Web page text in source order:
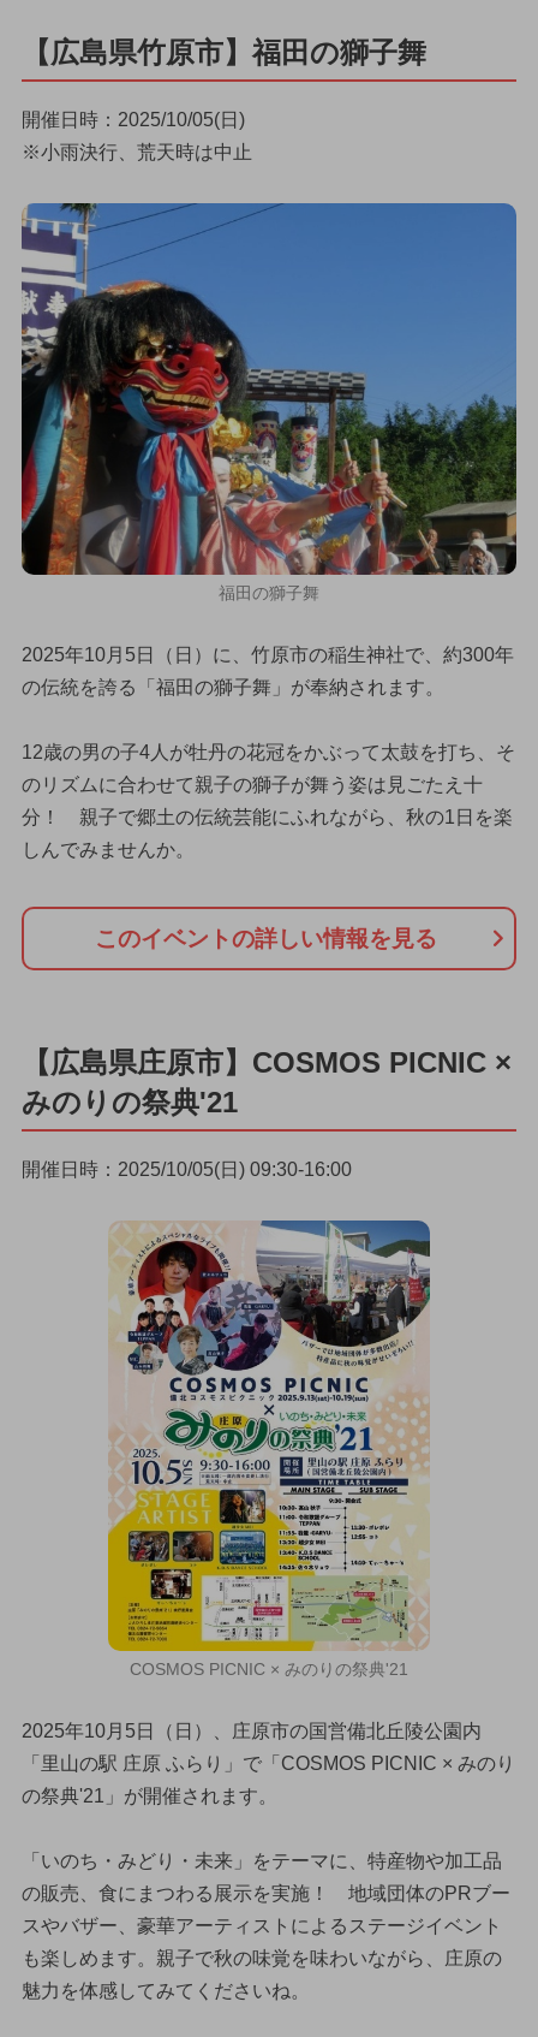
【広島県竹原市】福田の獅子舞
開催日時：2025/10/05(日)
※小雨決行、荒天時は中止
福田の獅子舞
2025年10月5日（日）に、竹原市の稲生神社で、約300年
の伝統を誇る「福田の獅子舞」が奉納されます。
12歳の男の子4人が牡丹の花冠をかぶって太鼓を打ち、そ
のリズムに合わせて親子の獅子が舞う姿は見ごたえ十
分！ 親子で郷土の伝統芸能にふれながら、秋の1日を楽
しんでみませんか。
このイベントの詳しい情報を見る
【広島県庄原市】COSMOS PICNIC ×
みのりの祭典'21
開催日時：2025/10/05(日) 09:30-16:00
COSMOS PICNIC × みのりの祭典'21
2025年10月5日（日）、庄原市の国営備北丘陵公園内
「里山の駅 庄原 ふらり」で「COSMOS PICNIC × みのり
の祭典'21」が開催されます。
「いのち・みどり・未来」をテーマに、特産物や加工品
の販売、食にまつわる展示を実施！ 地域団体のPRブー
スやバザー、豪華アーティストによるステージイベント
も楽しめます。親子で秋の味覚を味わいながら、庄原の
魅力を体感してみてくださいね。